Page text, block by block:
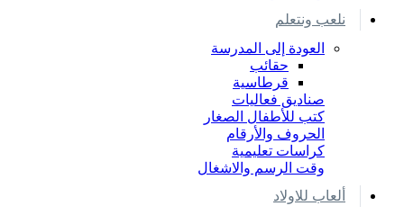
نلعب ونتعلم
العودة إلى المدرسة
حقائب
قرطاسية
صناديق فعاليات
كتب للأطفال الصغار
الحروف والأرقام
كراسات تعليمية
وقت الرسم والاشغال
ألعاب للاولاد